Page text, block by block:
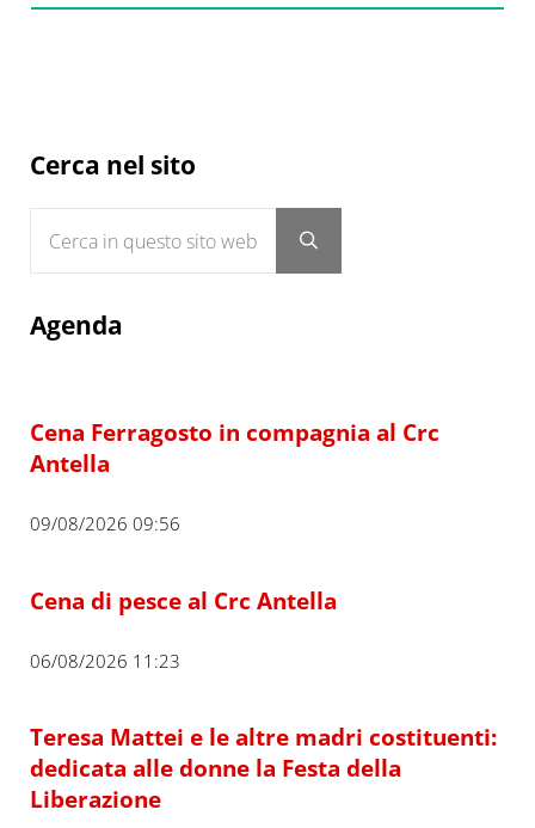
Sidebar
Cerca nel sito
Submit search
Agenda
Cena Ferragosto in compagnia al Crc
Antella
09/08/2026 09:56
Cena di pesce al Crc Antella
06/08/2026 11:23
Teresa Mattei e le altre madri costituenti:
dedicata alle donne la Festa della
Liberazione